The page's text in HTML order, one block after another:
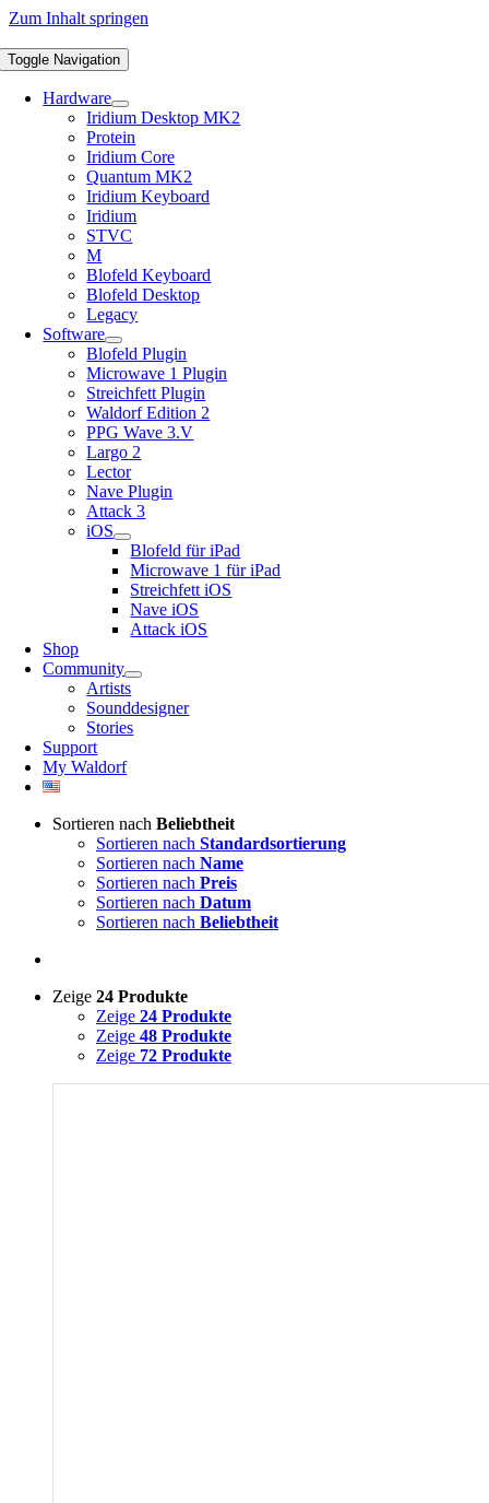
Zum Inhalt springen
Toggle Navigation
Hardware
Iridium Desktop MK2
Protein
Iridium Core
Quantum MK2
Iridium Keyboard
Iridium
STVC
M
Blofeld Keyboard
Blofeld Desktop
Legacy
Software
Blofeld Plugin
Microwave 1 Plugin
Streichfett Plugin
Waldorf Edition 2
PPG Wave 3.V
Largo 2
Lector
Nave Plugin
Attack 3
iOS
Blofeld für iPad
Microwave 1 für iPad
Streichfett iOS
Nave iOS
Attack iOS
Shop
Community
Artists
Sounddesigner
Stories
Support
My Waldorf
Sortieren nach Beliebtheit
Sortieren nach Standardsortierung
Sortieren nach Name
Sortieren nach Preis
Sortieren nach Datum
Sortieren nach Beliebtheit
Zeige 24 Produkte
Zeige 24 Produkte
Zeige 48 Produkte
Zeige 72 Produkte